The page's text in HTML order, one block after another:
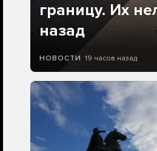
границу. Их
назад
НОВОСТИ 19 часов назад